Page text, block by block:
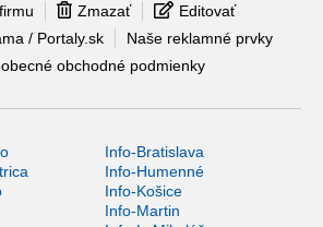
Zmazať
Editovať
/ Portaly.sk
Naše reklamné prvky
obchodné podmienky
Info-Bratislava
Info-Humenné
Info-Košice
Info-Martin